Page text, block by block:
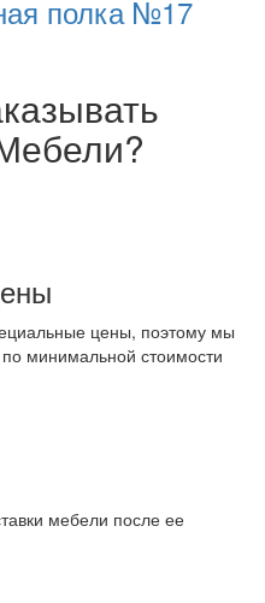
полка №17
цены, поэтому мы
минимальной стоимости
мебели после ее